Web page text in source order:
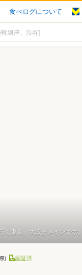
食べログについて
東京、大阪がメインです。
) 認証済